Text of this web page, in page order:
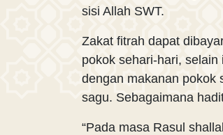
sisi Allah SWT.
Zakat fitrah dapat
pokok sehari-hari,
dengan makanan pokok
sagu. Sebagaimana
“Pada masa Rasul